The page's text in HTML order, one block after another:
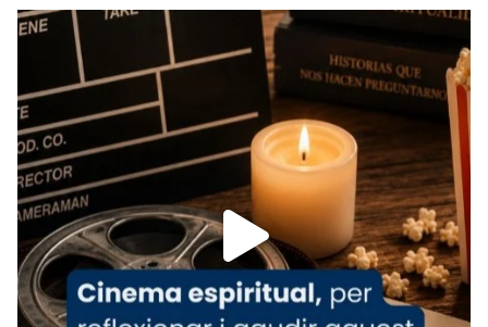
Recupera l'entrevista comp
Vatican
tican News 👇
www.vaticannews.va/es/iglesia/news/2026-
07/carmina-historia-depresion-papa-viaje-
espana-testimoni...
Foto
View on Facebook · Share
Arquebisbat de Barcelona
2 weeks ago